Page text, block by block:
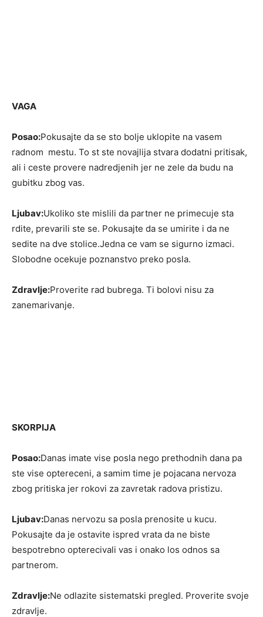
VAGA
Posao:Pokusajte da se sto bolje uklopite na vasem
radnom mestu. To st ste novajlija stvara dodatni pritisak,
ali i ceste provere nadredjenih jer ne zele da budu na
gubitku zbog vas.
Ljubav:Ukoliko ste mislili da partner ne primecuje sta
rdite, prevarili ste se. Pokusajte da se umirite i da ne
sedite na dve stolice.Jedna ce vam se sigurno izmaci.
Slobodne ocekuje poznanstvo preko posla.
Zdravlje:Proverite rad bubrega. Ti bolovi nisu za
zanemarivanje.
SKORPIJA
Posao:Danas imate vise posla nego prethodnih dana pa
ste vise optereceni, a samim time je pojacana nervoza
zbog pritiska jer rokovi za zavretak radova pristizu.
Ljubav:Danas nervozu sa posla prenosite u kucu.
Pokusajte da je ostavite ispred vrata da ne biste
bespotrebno opterecivali vas i onako los odnos sa
partnerom.
Zdravlje:Ne odlazite sistematski pregled. Proverite svoje
zdravlje.